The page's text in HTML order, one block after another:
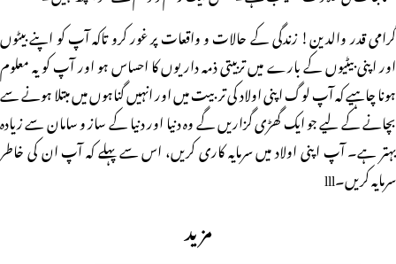
گرامی قدر والدین! زندگی کے حالات و واقعات پر غور کرو تاکہ آپ کو اپنے بیٹوں
اور اپنی بیٹیوں کے بارے میں تربیتی ذمہ داریوں کا احساس ہو اور آپ کو یہ معلوم
ہونا چاہیے کہ آپ لوگ اپنی اولاد کی تربیت میں اور انہیں گناہوں میں مبتلا ہونے سے
بچانے کے لیے جو ایک گھڑی گزاریں گے وہ دنیا اور دنیا کے ساز و سامان سے زیادہ
بہتر ہے۔ آپ اپنی اولاد میں سرمایہ کاری کریں، اس سے پہلے کہ آپ ان کی خاطر
سرمایہ کریں۔lll
مزید